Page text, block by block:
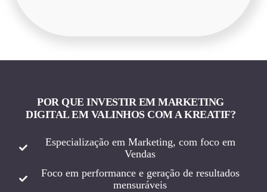
POR QUE INVESTIR EM MARKETING
DIGITAL EM VALINHOS COM A KREATIF?
Especialização em Marketing, com foco em
Vendas
Foco em performance e geração de resultados
mensuráveis